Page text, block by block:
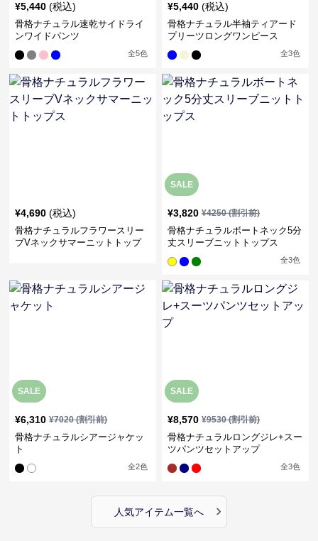
¥5,440 (税込)
骨格ナチュラル速乾サイドライ
ンワイドパンツ
全5色
¥5,440 (税込)
骨格ナチュラル半袖ティアード
プリーツロングワンピース
全3色
¥4,690 (税込)
骨格ナチュラルフラワースリー
ブVネックサマーニットトップ
SALE
¥3,820 ¥4250(割引前)
骨格ナチュラルボートネック5分
丈スリーブニットトップス
全3色
SALE
¥6,310 ¥7020(割引前)
骨格ナチュラルシアージャケッ
ト
全2色
SALE
¥8,570 ¥9530(割引前)
骨格ナチュラルロングジレ+スー
ツパンツセットアップ
全3色
人気アイテム一覧へ ›